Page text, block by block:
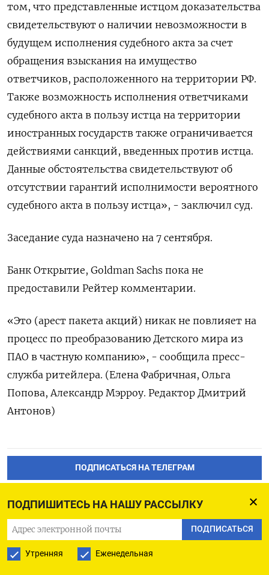
ПОДПИШИТЕСЬ НА НАШУ РАССЫЛКУ
ПОДПИСАТЬСЯ
Утренняя Еженедельная
том, что представленные истцом доказательства
свидетельствуют о наличии невозможности в
будущем исполнения судебного акта за счет
обращения взыскания на имущество
ответчиков, расположенного на территории РФ.
Также возможность исполнения ответчиками
судебного акта в пользу истца на территории
иностранных государств также ограничивается
действиями санкций, введенных против истца.
Данные обстоятельства свидетельствуют об
отсутствии гарантий исполнимости вероятного
судебного акта в пользу истца», - заключил суд.
Заседание суда назначено на 7 сентября.
Банк Открытие, Goldman Sachs пока не
предоставили Рейтер комментарии.
«Это (арест пакета акций) никак не повлияет на
процесс по преобразованию Детского мира из
ПАО в частную компанию», - сообщила пресс-
служба ритейлера. (Елена Фабричная, Ольга
Попова, Александр Мэрроу. Редактор Дмитрий
Антонов)
ПОДПИСАТЬСЯ НА ТЕЛЕГРАМ
ПОДПИСАТЬСЯ В GOOGLE